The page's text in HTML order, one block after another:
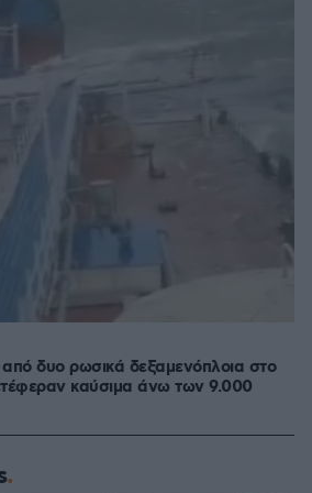
δυο ρωσικά δεξαμενόπλοια στο
καύσιμα άνω των 9.000